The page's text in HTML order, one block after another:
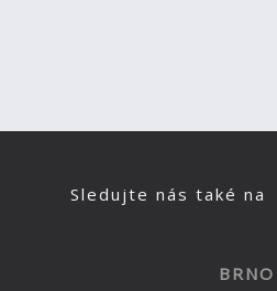
Sledujte nás také na
BRNO